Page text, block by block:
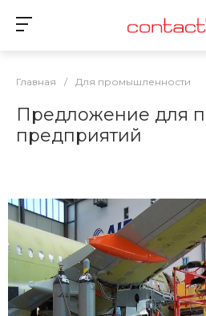
Главная / Для промышленности
Предложение для
предприятий